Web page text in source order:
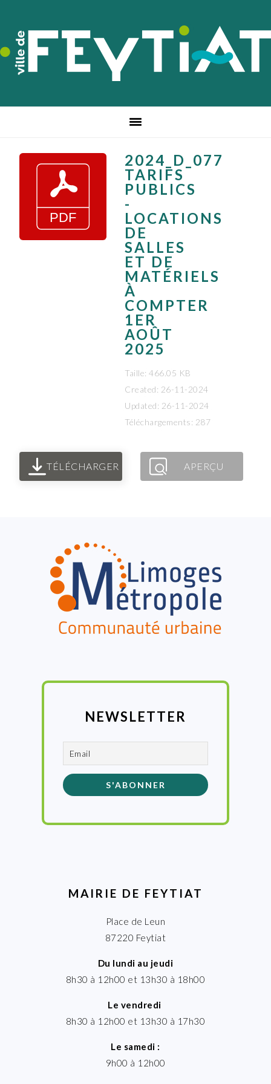
navigation
principale
contenu
principal
pied
de
page
2024_D_077
TARIFS
PUBLICS
-
LOCATIONS
DE
SALLES
ET DE
MATÉRIELS
À
COMPTER
1ER
AOÛT
2025
Taille: 466.05 KB
Created: 26-11-2024
Updated: 26-11-2024
Téléchargements: 287
TÉLÉCHARGER APERÇU
NEWSLETTER
MAIRIE DE FEYTIAT
Place de Leun
87220 Feytiat
Du lundi au jeudi
8h30 à 12h00 et 13h30 à 18h00
Le vendredi
8h30 à 12h00 et 13h30 à 17h30
Le samedi :
9h00 à 12h00